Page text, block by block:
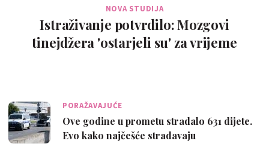
NOVA STUDIJA
Istraživanje potvrdilo: Mozgovi
tinejdžera 'ostarjeli su' za vrijeme
PORAŽAVAJUĆE
Ove godine u prometu stradalo 631 dijete.
Evo kako najčešće stradavaju